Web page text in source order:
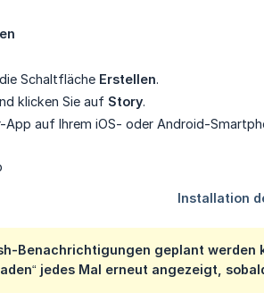
Schaltfläche Erstellen.
klicken Sie auf Story.
App auf Ihrem iOS- oder Android-
Benachrichtigungen geplant
jedes Mal erneut angezeigt,